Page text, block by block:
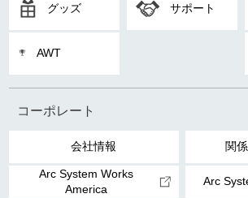
グッズ サポート
AWT
コーポレート
会社情報 関
Arc System Works
America
Arc